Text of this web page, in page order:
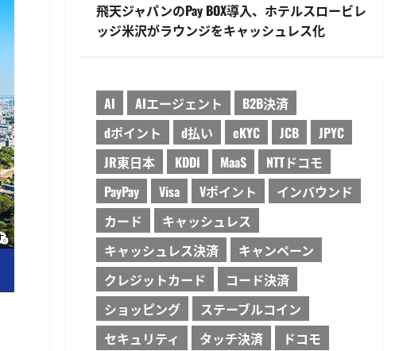
飛天ジャパンのPay BOX導入、ホテルスロービレ
ッジ米沢がラウンジをキャッシュレス化
AI AIエージェント
B2B決済
dポイント
d払い eKYC JCB
JPYC
JR東日本
KDDI MaaS
NTTドコモ
PayPay
Visa Vポイント
インバウンド
カード
キャッシュレス
キャッシュレス決済
キャンペーン
クレジットカード
コード決済
ショッピング
ステーブルコイン
セキュリティ
タッチ決済
ドコモ